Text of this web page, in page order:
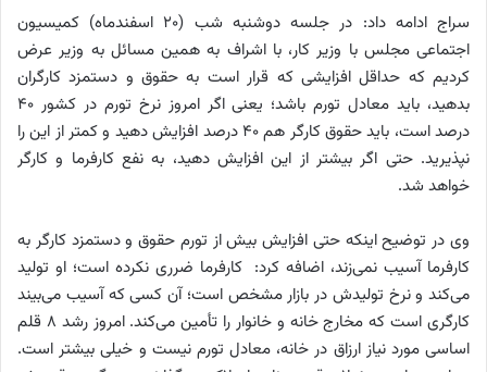
سراج ادامه داد: در جلسه دوشنبه شب (۲۰ اسفندماه) کمیسیون
اجتماعی مجلس با وزیر کار، با اشراف به همین مسائل به وزیر عرض
کردیم که حداقل افزایشی که قرار است به حقوق و دستمزد کارگران
بدهید، باید معادل تورم باشد؛ یعنی اگر امروز نرخ تورم در کشور ۴۰
درصد است، باید حقوق کارگر هم ۴۰ درصد افزایش دهید و کمتر از این را
نپذیرید. حتی اگر بیشتر از این افزایش دهید، به نفع کارفرما و کارگر
خواهد شد.
وی در توضیح اینکه حتی افزایش بیش از تورم حقوق و دستمزد کارگر به
کارفرما آسیب نمی‌زند، اضافه کرد: کارفرما ضرری نکرده است؛ او تولید
می‌کند و نرخ تولیدش در بازار مشخص است؛ آن کسی که آسیب می‌بیند
کارگری است که مخارج خانه و خانوار را تأمین می‌کند. امروز رشد ۸ قلم
اساسی مورد نیاز ارزاق در خانه، معادل تورم نیست و خیلی بیشتر است.